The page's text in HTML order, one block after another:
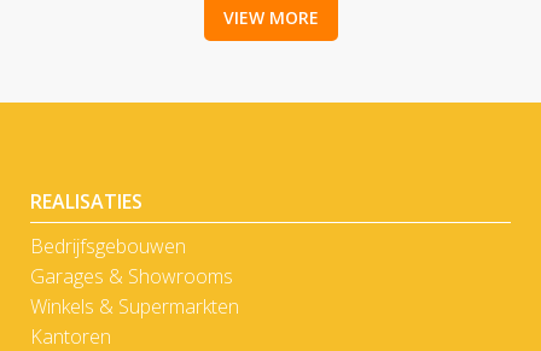
VIEW MORE
REALISATIES
Bedrijfsgebouwen
Garages & Showrooms
Winkels & Supermarkten
Kantoren